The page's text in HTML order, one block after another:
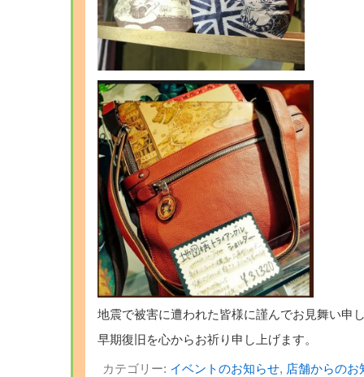
地震で被害に遭われた皆様に謹んでお見舞い申
早期復旧を心からお祈り申し上げます。
カテゴリー: イベントのお知らせ, 店舗からのお